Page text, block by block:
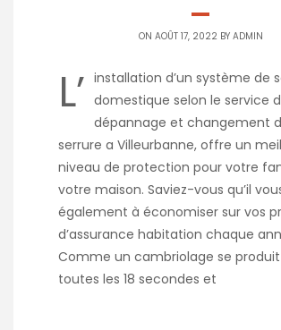
ON AOÛT 17, 2022 BY ADMIN
L’ installation d’un système de
domestique selon le service
dépannage et changement
serrure a Villeurbanne, offre un
niveau de protection pour votre
votre maison. Saviez-vous qu’il
également à économiser sur vos
d’assurance habitation chaque
Comme un cambriolage se
toutes les 18 secondes et